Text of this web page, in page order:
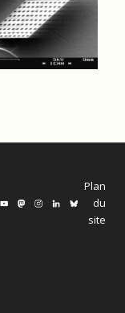
Plan
du
site